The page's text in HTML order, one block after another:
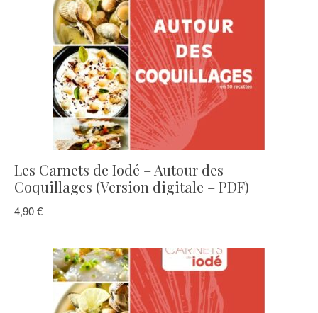
Les Carnets de Iodé – Autour des
Coquillages (Version digitale – PDF)
4,90€